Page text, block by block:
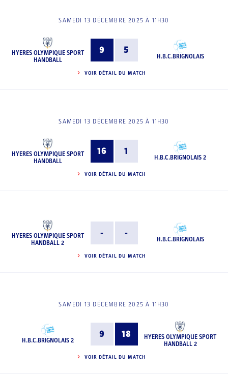
SAMEDI 13 DÉCEMBRE 2025 À 11H30
HYERES OLYMPIQUE SPORT
HANDBALL
9 5
H.B.C.BRIGNOLAIS
VOIR DÉTAIL DU MATCH
SAMEDI 13 DÉCEMBRE 2025 À 11H30
HYERES OLYMPIQUE SPORT
HANDBALL
16 1
H.B.C.BRIGNOLAIS 2
VOIR DÉTAIL DU MATCH
HYERES OLYMPIQUE SPORT
HANDBALL 2
- -
H.B.C.BRIGNOLAIS
VOIR DÉTAIL DU MATCH
SAMEDI 13 DÉCEMBRE 2025 À 11H30
H.B.C.BRIGNOLAIS 2
9 18
HYERES OLYMPIQUE SPORT
HANDBALL 2
VOIR DÉTAIL DU MATCH